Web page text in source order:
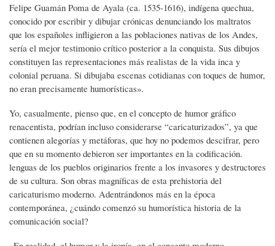
Felipe Guamán Poma de Ayala (ca. 1535-1616), indígena quechua,
conocido por escribir y dibujar crónicas denunciando los maltratos
que los españoles infligieron a las poblaciones nativas de los Andes,
sería el mejor testimonio crítico posterior a la conquista. Sus dibujos
constituyen las representaciones más realistas de la vida inca y
colonial peruana. Si dibujaba escenas cotidianas con toques de humor,
no eran precisamente humorísticas».
Yo, casualmente, pienso que, en el concepto de humor gráfico
renacentista, podrían incluso considerarse “caricaturizados”, ya que
contienen alegorías y metáforas, que hoy no podemos descifrar, pero
que en su momento debieron ser importantes en la codificación.
lenguas de los pueblos originarios frente a los invasores y destructores
de su cultura. Son obras magníficas de esta prehistoria del
caricaturismo moderno. Adentrándonos más en la época
contemporánea, ¿cuándo comenzó su humorística historia de la
comunicación social?